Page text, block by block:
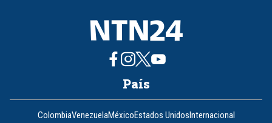
País
ColombiaVenezuelaMéxicoEstados UnidosInternacional